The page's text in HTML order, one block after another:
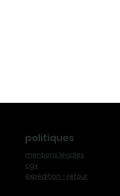
politiques
mentions légales
cgv
expédition - retour